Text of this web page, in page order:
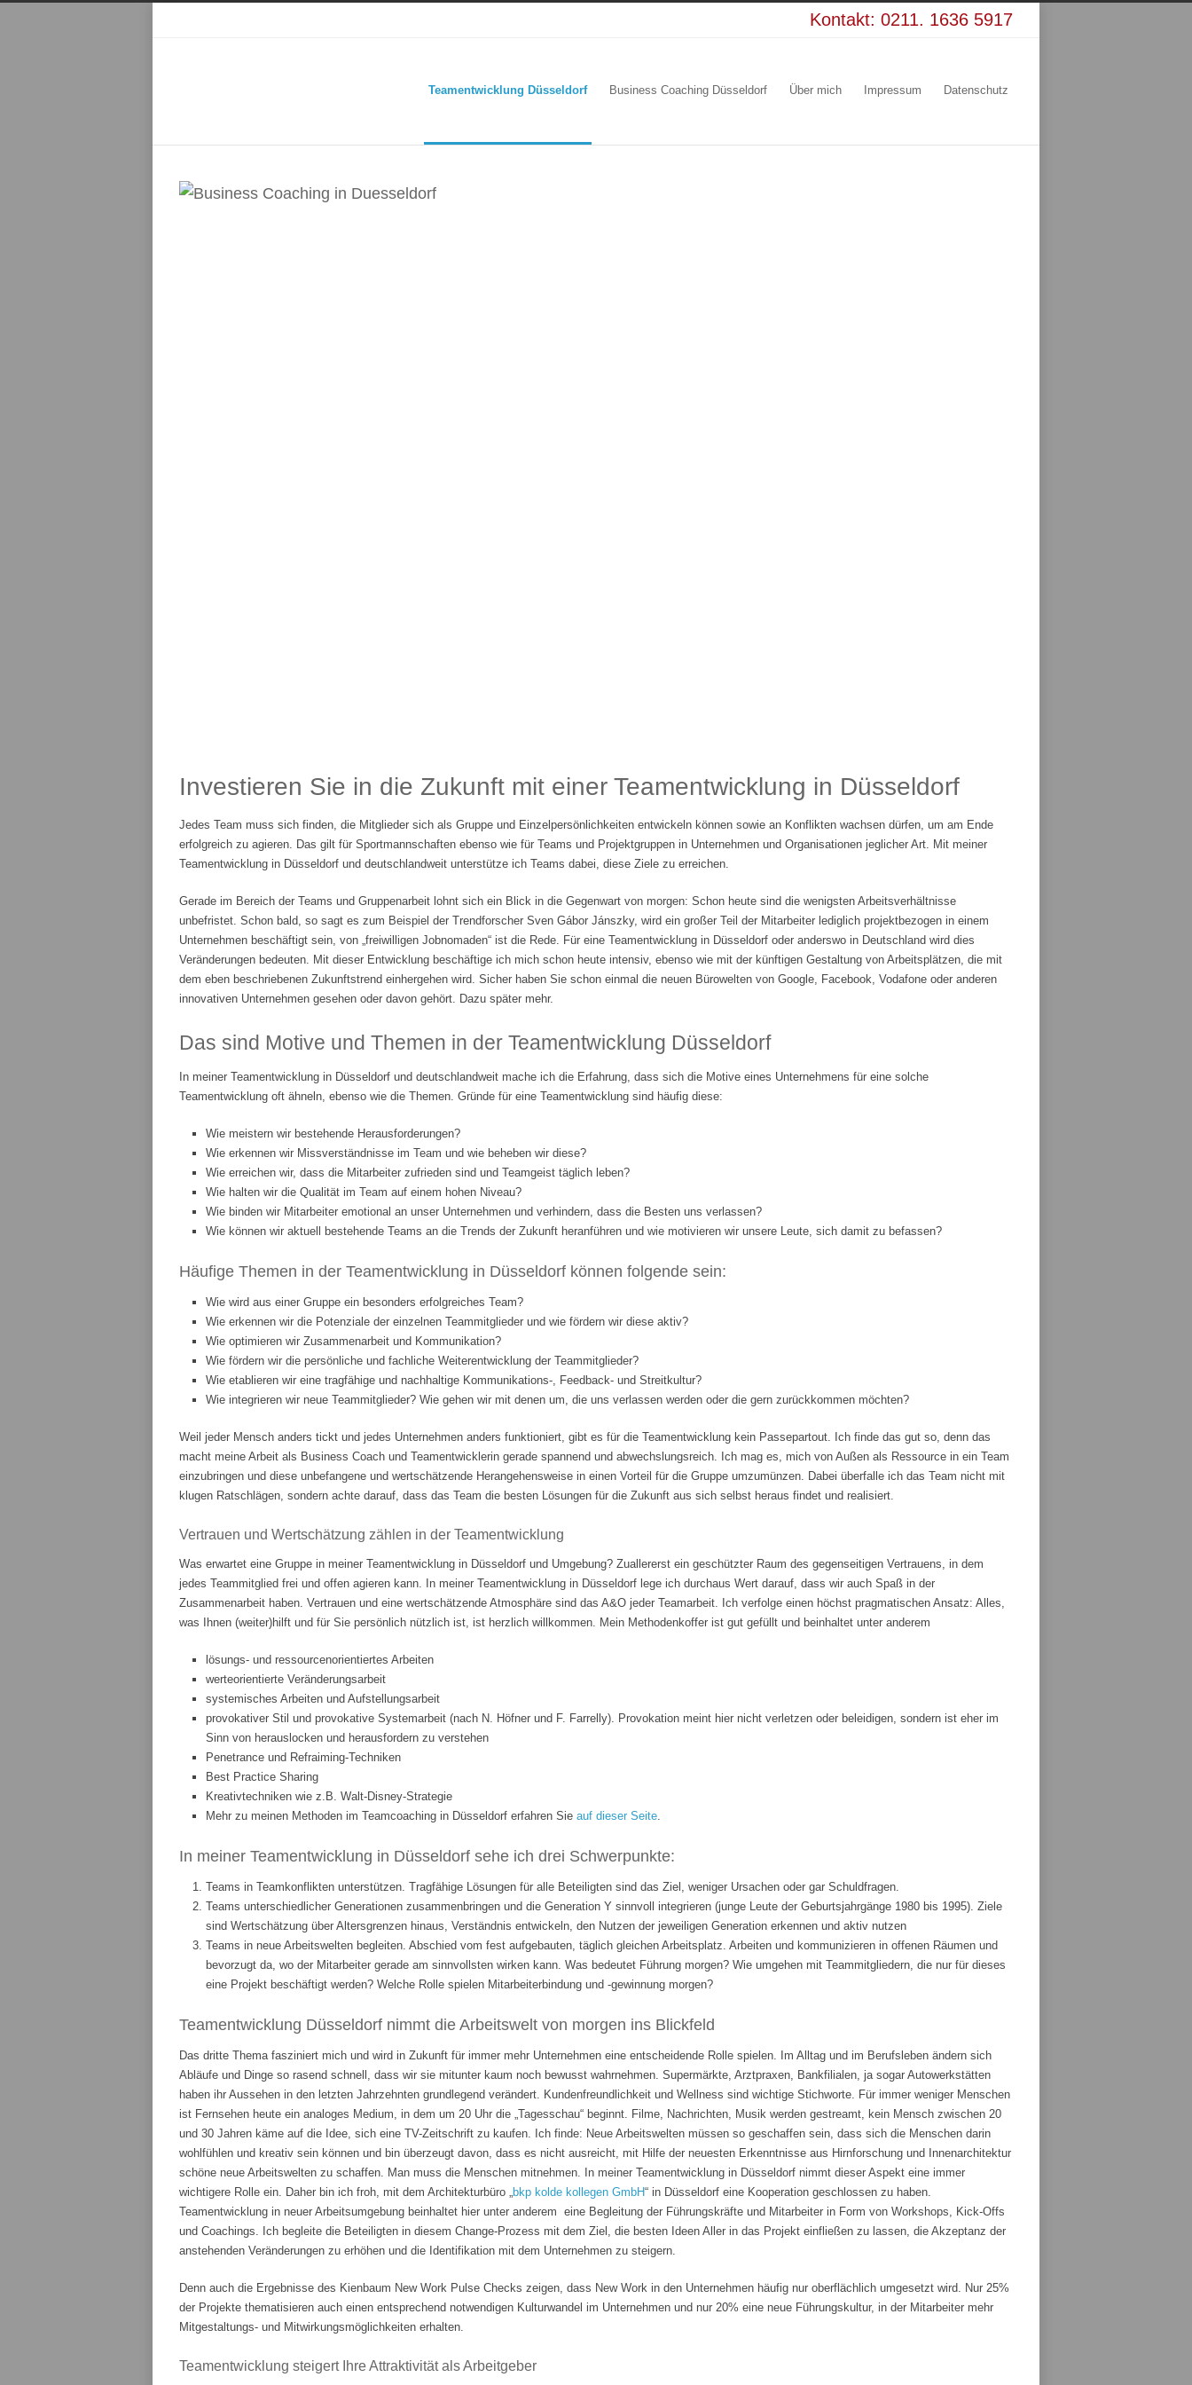
Kontakt: 0211. 1636 5917
Teamentwicklung Düsseldorf Business Coaching Düsseldorf Über mich Impressum Datenschutz
Investieren Sie in die Zukunft mit einer Teamentwicklung in Düsseldorf
Jedes Team muss sich finden, die Mitglieder sich als Gruppe und Einzelpersönlichkeiten entwickeln können sowie an Konflikten wachsen dürfen, um am Ende
erfolgreich zu agieren. Das gilt für Sportmannschaften ebenso wie für Teams und Projektgruppen in Unternehmen und Organisationen jeglicher Art. Mit meiner
Teamentwicklung in Düsseldorf und deutschlandweit unterstütze ich Teams dabei, diese Ziele zu erreichen.
Gerade im Bereich der Teams und Gruppenarbeit lohnt sich ein Blick in die Gegenwart von morgen: Schon heute sind die wenigsten Arbeitsverhältnisse
unbefristet. Schon bald, so sagt es zum Beispiel der Trendforscher Sven Gábor Jánszky, wird ein großer Teil der Mitarbeiter lediglich projektbezogen in einem
Unternehmen beschäftigt sein, von „freiwilligen Jobnomaden“ ist die Rede. Für eine Teamentwicklung in Düsseldorf oder anderswo in Deutschland wird dies
Veränderungen bedeuten. Mit dieser Entwicklung beschäftige ich mich schon heute intensiv, ebenso wie mit der künftigen Gestaltung von Arbeitsplätzen, die mit
dem eben beschriebenen Zukunftstrend einhergehen wird. Sicher haben Sie schon einmal die neuen Bürowelten von Google, Facebook, Vodafone oder anderen
innovativen Unternehmen gesehen oder davon gehört. Dazu später mehr.
Das sind Motive und Themen in der Teamentwicklung Düsseldorf
In meiner Teamentwicklung in Düsseldorf und deutschlandweit mache ich die Erfahrung, dass sich die Motive eines Unternehmens für eine solche
Teamentwicklung oft ähneln, ebenso wie die Themen. Gründe für eine Teamentwicklung sind häufig diese:
Wie meistern wir bestehende Herausforderungen?
Wie erkennen wir Missverständnisse im Team und wie beheben wir diese?
Wie erreichen wir, dass die Mitarbeiter zufrieden sind und Teamgeist täglich leben?
Wie halten wir die Qualität im Team auf einem hohen Niveau?
Wie binden wir Mitarbeiter emotional an unser Unternehmen und verhindern, dass die Besten uns verlassen?
Wie können wir aktuell bestehende Teams an die Trends der Zukunft heranführen und wie motivieren wir unsere Leute, sich damit zu befassen?
Häufige Themen in der Teamentwicklung in Düsseldorf können folgende sein:
Wie wird aus einer Gruppe ein besonders erfolgreiches Team?
Wie erkennen wir die Potenziale der einzelnen Teammitglieder und wie fördern wir diese aktiv?
Wie optimieren wir Zusammenarbeit und Kommunikation?
Wie fördern wir die persönliche und fachliche Weiterentwicklung der Teammitglieder?
Wie etablieren wir eine tragfähige und nachhaltige Kommunikations-, Feedback- und Streitkultur?
Wie integrieren wir neue Teammitglieder? Wie gehen wir mit denen um, die uns verlassen werden oder die gern zurückkommen möchten?
Weil jeder Mensch anders tickt und jedes Unternehmen anders funktioniert, gibt es für die Teamentwicklung kein Passepartout. Ich finde das gut so, denn das
macht meine Arbeit als Business Coach und Teamentwicklerin gerade spannend und abwechslungsreich. Ich mag es, mich von Außen als Ressource in ein Team
einzubringen und diese unbefangene und wertschätzende Herangehensweise in einen Vorteil für die Gruppe umzumünzen. Dabei überfalle ich das Team nicht mit
klugen Ratschlägen, sondern achte darauf, dass das Team die besten Lösungen für die Zukunft aus sich selbst heraus findet und realisiert.
Vertrauen und Wertschätzung zählen in der Teamentwicklung
Was erwartet eine Gruppe in meiner Teamentwicklung in Düsseldorf und Umgebung? Zuallererst ein geschützter Raum des gegenseitigen Vertrauens, in dem
jedes Teammitglied frei und offen agieren kann. In meiner Teamentwicklung in Düsseldorf lege ich durchaus Wert darauf, dass wir auch Spaß in der
Zusammenarbeit haben. Vertrauen und eine wertschätzende Atmosphäre sind das A&O jeder Teamarbeit. Ich verfolge einen höchst pragmatischen Ansatz: Alles,
was Ihnen (weiter)hilft und für Sie persönlich nützlich ist, ist herzlich willkommen. Mein Methodenkoffer ist gut gefüllt und beinhaltet unter anderem
lösungs- und ressourcenorientiertes Arbeiten
werteorientierte Veränderungsarbeit
systemisches Arbeiten und Aufstellungsarbeit
provokativer Stil und provokative Systemarbeit (nach N. Höfner und F. Farrelly). Provokation meint hier nicht verletzen oder beleidigen, sondern ist eher im
Sinn von herauslocken und herausfordern zu verstehen
Penetrance und Refraiming-Techniken
Best Practice Sharing
Kreativtechniken wie z.B. Walt-Disney-Strategie
Mehr zu meinen Methoden im Teamcoaching in Düsseldorf erfahren Sie auf dieser Seite.
In meiner Teamentwicklung in Düsseldorf sehe ich drei Schwerpunkte:
Teams in Teamkonflikten unterstützen. Tragfähige Lösungen für alle Beteiligten sind das Ziel, weniger Ursachen oder gar Schuldfragen.
Teams unterschiedlicher Generationen zusammenbringen und die Generation Y sinnvoll integrieren (junge Leute der Geburtsjahrgänge 1980 bis 1995). Ziele
sind Wertschätzung über Altersgrenzen hinaus, Verständnis entwickeln, den Nutzen der jeweiligen Generation erkennen und aktiv nutzen
Teams in neue Arbeitswelten begleiten. Abschied vom fest aufgebauten, täglich gleichen Arbeitsplatz. Arbeiten und kommunizieren in offenen Räumen und
bevorzugt da, wo der Mitarbeiter gerade am sinnvollsten wirken kann. Was bedeutet Führung morgen? Wie umgehen mit Teammitgliedern, die nur für dieses
eine Projekt beschäftigt werden? Welche Rolle spielen Mitarbeiterbindung und -gewinnung morgen?
Teamentwicklung Düsseldorf nimmt die Arbeitswelt von morgen ins Blickfeld
Das dritte Thema fasziniert mich und wird in Zukunft für immer mehr Unternehmen eine entscheidende Rolle spielen. Im Alltag und im Berufsleben ändern sich
Abläufe und Dinge so rasend schnell, dass wir sie mitunter kaum noch bewusst wahrnehmen. Supermärkte, Arztpraxen, Bankfilialen, ja sogar Autowerkstätten
haben ihr Aussehen in den letzten Jahrzehnten grundlegend verändert. Kundenfreundlichkeit und Wellness sind wichtige Stichworte. Für immer weniger Menschen
ist Fernsehen heute ein analoges Medium, in dem um 20 Uhr die „Tagesschau“ beginnt. Filme, Nachrichten, Musik werden gestreamt, kein Mensch zwischen 20
und 30 Jahren käme auf die Idee, sich eine TV-Zeitschrift zu kaufen. Ich finde: Neue Arbeitswelten müssen so geschaffen sein, dass sich die Menschen darin
wohlfühlen und kreativ sein können und bin überzeugt davon, dass es nicht ausreicht, mit Hilfe der neuesten Erkenntnisse aus Hirnforschung und Innenarchitektur
schöne neue Arbeitswelten zu schaffen. Man muss die Menschen mitnehmen. In meiner Teamentwicklung in Düsseldorf nimmt dieser Aspekt eine immer
wichtigere Rolle ein. Daher bin ich froh, mit dem Architekturbüro „bkp kolde kollegen GmbH“ in Düsseldorf eine Kooperation geschlossen zu haben.
Teamentwicklung in neuer Arbeitsumgebung beinhaltet hier unter anderem eine Begleitung der Führungskräfte und Mitarbeiter in Form von Workshops, Kick-Offs
und Coachings. Ich begleite die Beteiligten in diesem Change-Prozess mit dem Ziel, die besten Ideen Aller in das Projekt einfließen zu lassen, die Akzeptanz der
anstehenden Veränderungen zu erhöhen und die Identifikation mit dem Unternehmen zu steigern.
Denn auch die Ergebnisse des Kienbaum New Work Pulse Checks zeigen, dass New Work in den Unternehmen häufig nur oberflächlich umgesetzt wird. Nur 25%
der Projekte thematisieren auch einen entsprechend notwendigen Kulturwandel im Unternehmen und nur 20% eine neue Führungskultur, in der Mitarbeiter mehr
Mitgestaltungs- und Mitwirkungsmöglichkeiten erhalten.
Teamentwicklung steigert Ihre Attraktivität als Arbeitgeber